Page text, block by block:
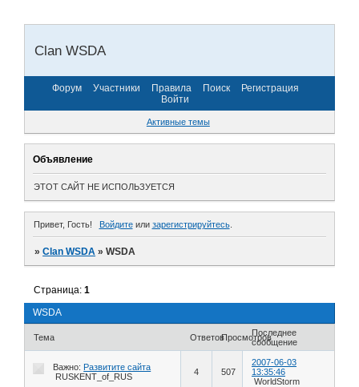
Clan WSDA
Форум Участники Правила Поиск
Регистрация
Войти
Активные темы
Объявление
ЭТОТ САЙТ НЕ ИСПОЛЬЗУЕТСЯ
Привет, Гость! Войдитеили зарегистрируйтесь.
»Clan WSDA »WSDA
WSDA
Страница:1
Тема ОтветовПросмотровПоследнее
сообщение
Важно: Развитите сайта
RUSKENT_of_RUS
4 507
2007-06-03
13:35:46
WorldStorm